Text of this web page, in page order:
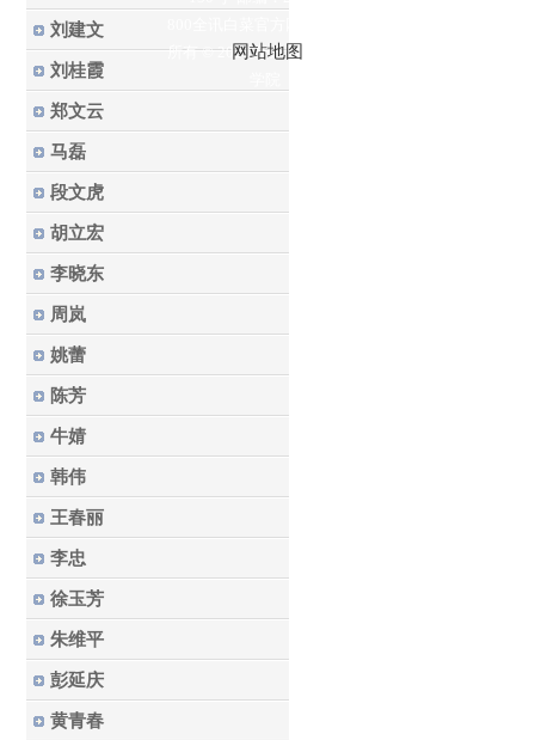
刘建文
刘桂霞
郑文云
马磊
段文虎
胡立宏
李晓东
周岚
姚蕾
陈芳
牛婧
韩伟
王春丽
李忠
徐玉芳
朱维平
彭延庆
黄青春
所有 © 2023 华东理工大学药
网站地图